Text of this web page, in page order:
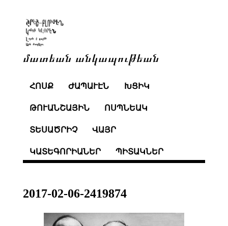
մատեան անկապութեան
ՀՈՍՔ ԺԱՊԱՒԷՆ ԽՑԻԿ
ԹՈՒԱՆՇԱՅԻՆ ՈՍՊՆԵԱԿ
ՏԵՍԱԾՐԻՉ ՎԱՅՐ
ԿԱՏԵԳՈՐԻԱՆԵՐ ՊԻՏԱԿՆԵՐ
2017-02-06-2419874